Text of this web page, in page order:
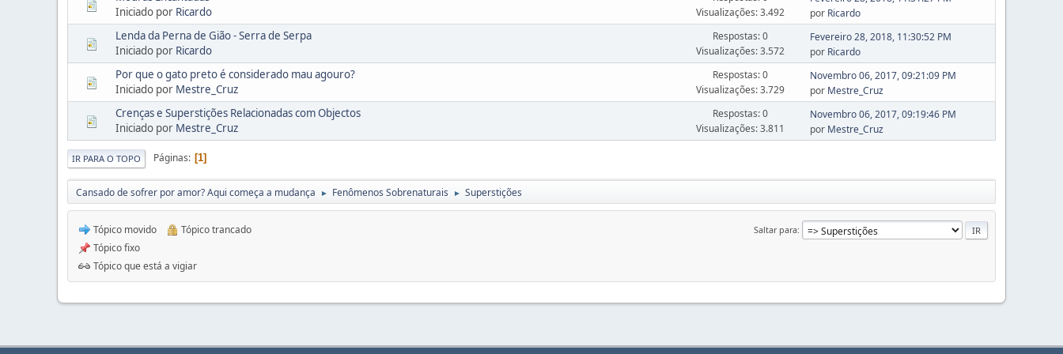
Iniciado por Ricardo
Visualizações: 3.492
por Ricardo
Lenda da Perna de Gião - Serra de Serpa
Iniciado por Ricardo
Respostas: 0
Visualizações: 3.572
Fevereiro 28, 2018, 11:30:52 PM
por Ricardo
Por que o gato preto é considerado mau agouro?
Iniciado por Mestre_Cruz
Respostas: 0
Visualizações: 3.729
Novembro 06, 2017, 09:21:09 PM
por Mestre_Cruz
Crenças e Superstições Relacionadas com Objectos
Iniciado por Mestre_Cruz
Respostas: 0
Visualizações: 3.811
Novembro 06, 2017, 09:19:46 PM
por Mestre_Cruz
IR PARA O TOPO Páginas 1
Cansado de sofrer por amor? Aqui começa a mudança ► Fenômenos Sobrenaturais ► Superstições
Saltar para
Tópico movido
Tópico trancado
Tópico fixo
Tópico que está a vigiar